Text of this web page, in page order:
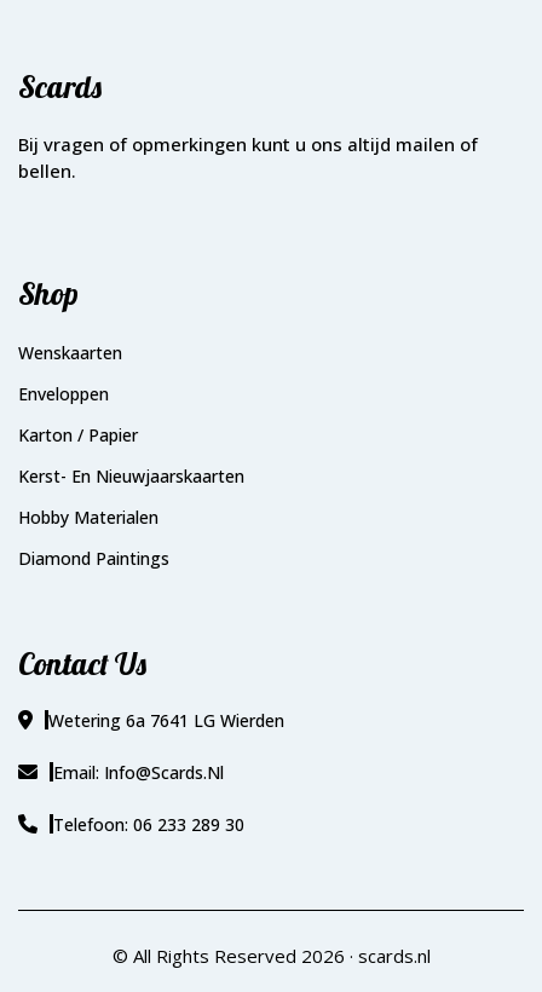
Scards
Bij vragen of opmerkingen kunt u ons altijd mailen of
bellen.
Shop
Wenskaarten
Enveloppen
Karton / Papier
Kerst- En Nieuwjaarskaarten
Hobby Materialen
Diamond Paintings
Contact Us
Wetering 6a 7641 LG Wierden
Email: Info@scards.nl
Telefoon: 06 233 289 30
© All Rights Reserved 2026 · scards.nl